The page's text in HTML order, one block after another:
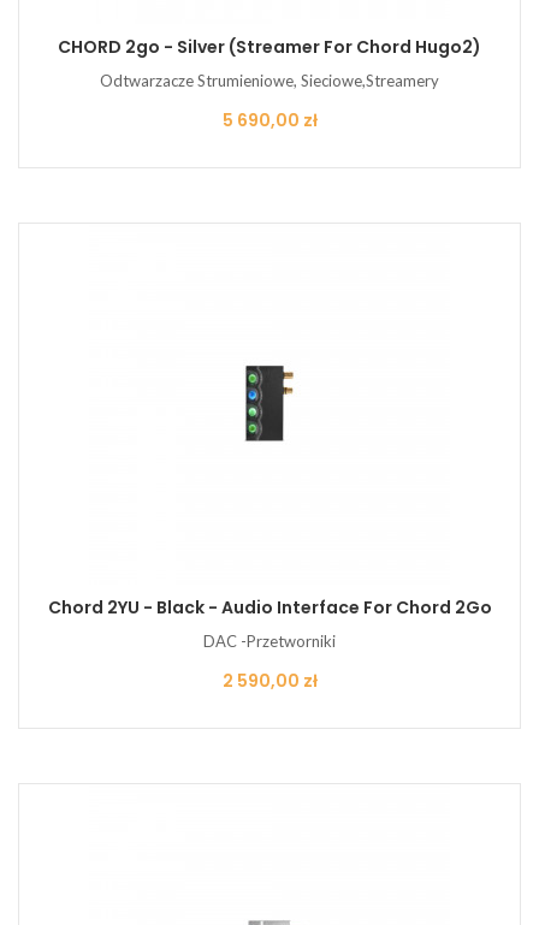
CHORD 2go - Silver (streamer For Chord Hugo2)
Odtwarzacze Strumieniowe, Sieciowe,Streamery
Cena
5 690,00 zł
Chord 2YU - Black - Audio Interface For Chord 2Go
DAC -Przetworniki
Cena
2 590,00 zł